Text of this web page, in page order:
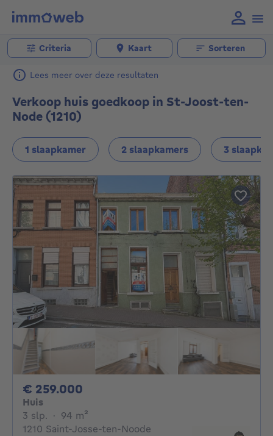
Criteria Kaart Sorteren
Lees meer over deze resultaten
Verkoop huis goedkoop in St-Joost-ten-
Node (1210)
1 slaapkamer 2 slaapkamers 3
€ 259.000
Huis
3 slp. 3 slaapkamers
· 94 m²
1210 Saint-Josse-ten-Noode